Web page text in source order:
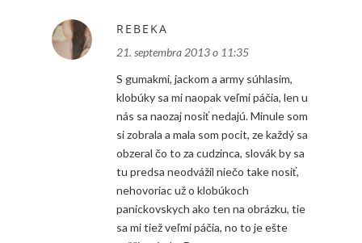
REBEKA
21. septembra 2013 o 11:35
S gumakmi, jackom a army súhlasim,
klobúky sa mi naopak veľmi páčia, len u
nás sa naozaj nosiť nedajú. Minule som
si zobrala a mala som pocit, ze každý sa
obzeral čo to za cudzinca, slovák by sa
tu predsa neodvážil niečo take nosiť,
nehovoriac už o klobúkoch
panickovskych ako ten na obrázku, tie
sa mi tiež veľmi páčia, no to je ešte